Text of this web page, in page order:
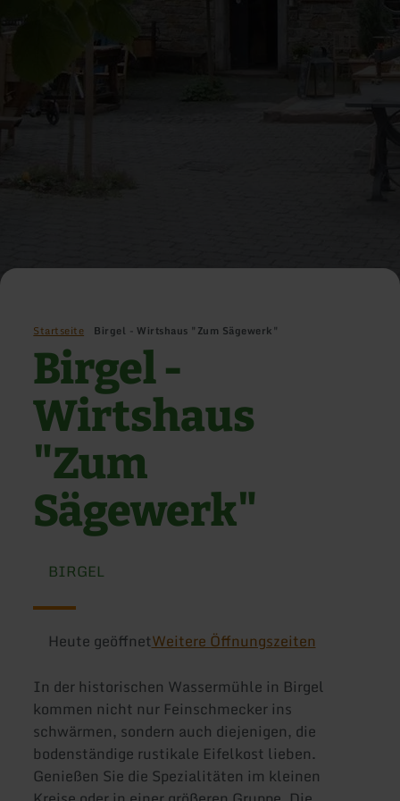
Startseite Birgel - Wirtshaus "Zum Sägewerk"
Birgel -
Wirtshaus
"Zum
Sägewerk"
BIRGEL
Heute geöffnetWeitere Öffnungszeiten
In der historischen Wassermühle in Birgel
kommen nicht nur Feinschmecker ins
schwärmen, sondern auch diejenigen, die
bodenständige rustikale Eifelkost lieben.
Genießen Sie die Spezialitäten im kleinen